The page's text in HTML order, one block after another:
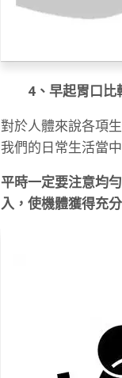
4、早起胃口比
對於人體來說各項
我們的日常生活當
平時一定要注意均
入，使機體獲得充